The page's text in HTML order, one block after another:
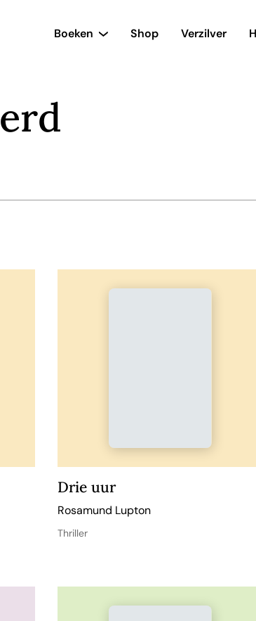
Boeken Shop Verzilver
Drie uur
Rosamund Lupton
Thriller